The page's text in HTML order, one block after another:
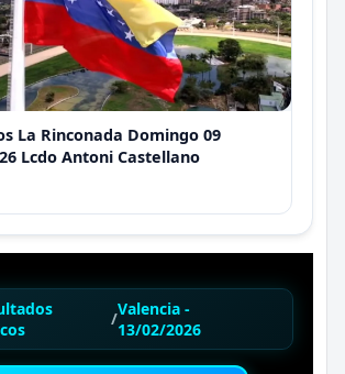
La Rinconada Domingo 09
Lcdo Antoni Castellano
/Valencia -
13/02/2026